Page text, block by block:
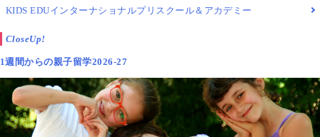
KIDS EDUインターナショナルプリスクール＆アカデミー
CloseUp!
1週間からの親子留学2026-27